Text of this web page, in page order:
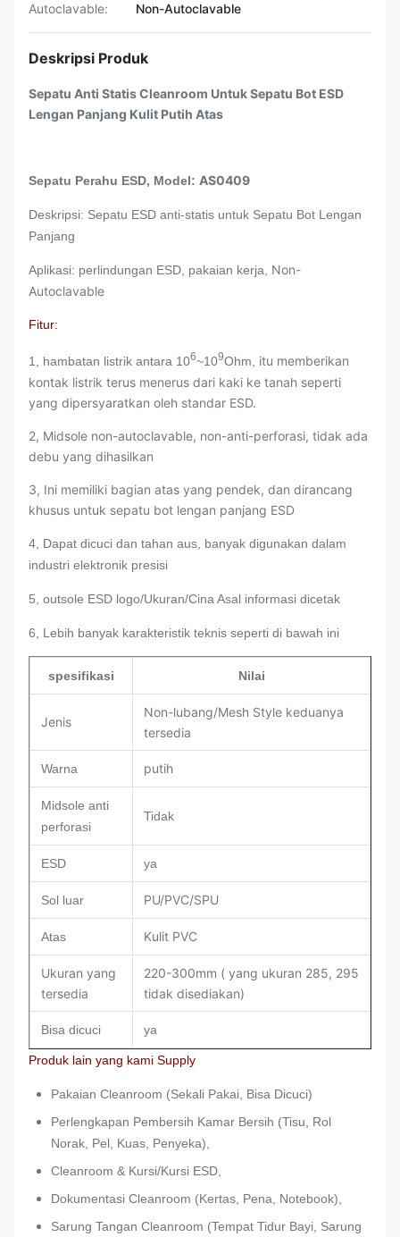
Autoclavable:
Non-Autoclavable
Deskripsi Produk
Sepatu Anti Statis Cleanroom Untuk Sepatu Bot ESD
Lengan Panjang Kulit Putih Atas
Sepatu Perahu ESD, Model: AS0409
Deskripsi: Sepatu ESD anti-statis untuk Sepatu Bot Lengan
Panjang
Aplikasi: perlindungan ESD, pakaian kerja, Non-
Autoclavable
Fitur:
1, hambatan listrik antara 106~109Ohm, itu memberikan
kontak listrik terus menerus dari kaki ke tanah seperti
yang dipersyaratkan oleh standar ESD.
2, Midsole non-autoclavable, non-anti-perforasi, tidak ada
debu yang dihasilkan
3, Ini memiliki bagian atas yang pendek, dan dirancang
khusus untuk sepatu bot lengan panjang ESD
4, Dapat dicuci dan tahan aus, banyak digunakan dalam
industri elektronik presisi
5, outsole ESD logo/Ukuran/Cina Asal informasi dicetak
6, Lebih banyak karakteristik teknis seperti di bawah ini
spesifikasi Nilai
Jenis
Non-lubang/Mesh Style keduanya
tersedia
Warna putih
Midsole anti
perforasi
Tidak
ESD ya
Sol luar PU/PVC/SPU
Atas Kulit PVC
Ukuran yang
tersedia
220-300mm ( yang ukuran 285, 295
tidak disediakan)
Bisa dicuci ya
Produk lain yang kami Supply
Pakaian Cleanroom (Sekali Pakai, Bisa Dicuci)
Perlengkapan Pembersih Kamar Bersih (Tisu, Rol
Norak, Pel, Kuas, Penyeka),
Cleanroom & Kursi/Kursi ESD,
Dokumentasi Cleanroom (Kertas, Pena, Notebook),
Sarung Tangan Cleanroom (Tempat Tidur Bayi, Sarung